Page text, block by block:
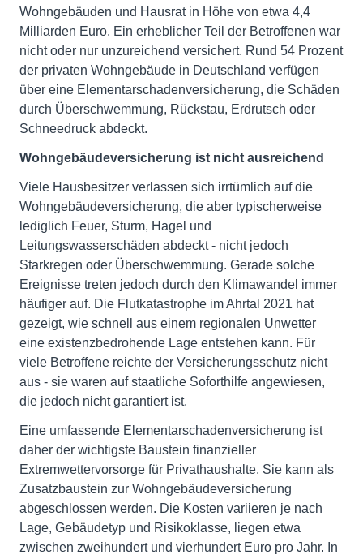
Wohngebäuden und Hausrat in Höhe von etwa 4,4
Milliarden Euro. Ein erheblicher Teil der Betroffenen war
nicht oder nur unzureichend versichert. Rund 54 Prozent
der privaten Wohngebäude in Deutschland verfügen
über eine Elementarschadenversicherung, die Schäden
durch Überschwemmung, Rückstau, Erdrutsch oder
Schneedruck abdeckt.
Wohngebäudeversicherung ist nicht ausreichend
Viele Hausbesitzer verlassen sich irrtümlich auf die
Wohngebäudeversicherung, die aber typischerweise
lediglich Feuer, Sturm, Hagel und
Leitungswasserschäden abdeckt - nicht jedoch
Starkregen oder Überschwemmung. Gerade solche
Ereignisse treten jedoch durch den Klimawandel immer
häufiger auf. Die Flutkatastrophe im Ahrtal 2021 hat
gezeigt, wie schnell aus einem regionalen Unwetter
eine existenzbedrohende Lage entstehen kann. Für
viele Betroffene reichte der Versicherungsschutz nicht
aus - sie waren auf staatliche Soforthilfe angewiesen,
die jedoch nicht garantiert ist.
Eine umfassende Elementarschadenversicherung ist
daher der wichtigste Baustein finanzieller
Extremwettervorsorge für Privathaushalte. Sie kann als
Zusatzbaustein zur Wohngebäudeversicherung
abgeschlossen werden. Die Kosten variieren je nach
Lage, Gebäudetyp und Risikoklasse, liegen etwa
zwischen zweihundert und vierhundert Euro pro Jahr. In